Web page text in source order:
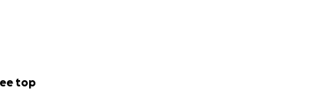
top